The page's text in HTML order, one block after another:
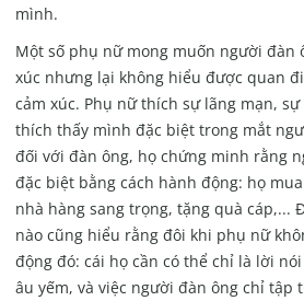
mình.
Một số phụ nữ mong muốn người đàn
xúc nhưng lại không hiểu được quan
cảm xúc. Phụ nữ thích sự lãng mạn,
thích thấy mình đặc biệt trong mắt
đối với đàn ông, họ chứng minh rằng
đặc biệt bằng cách hành động: họ
nhà hàng sang trọng, tặng quà cáp,...
nào cũng hiểu rằng đôi khi phụ nữ
động đó: cái họ cần có thể chỉ là lời
âu yếm, và việc người đàn ông chỉ tập